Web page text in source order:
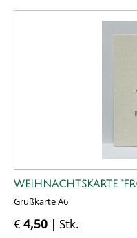
WEIHNACHTSKARTE
Grußkarte A6
€4,50 | Stk.